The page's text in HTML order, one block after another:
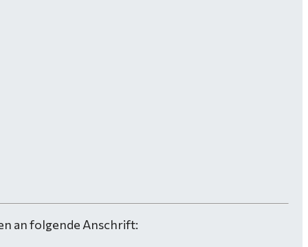
an folgende Anschrift: